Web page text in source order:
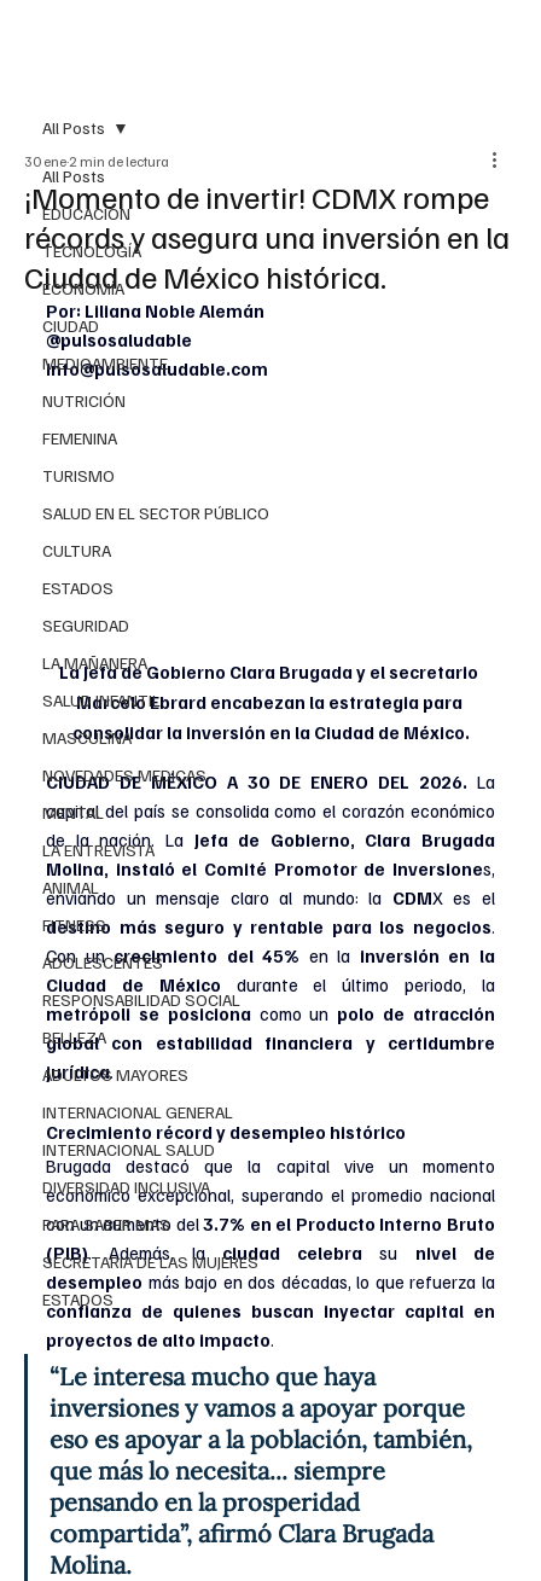
All Posts
EDUCACIÓN
TECNOLOGÍA
ECONOMÍA
CIUDAD
MEDIOAMBIENTE
NUTRICIÓN
FEMENINA
TURISMO
SALUD EN EL SECTOR PÚBLICO
CULTURA
ESTADOS
SEGURIDAD
LA MAÑANERA
SALUD INFANTIL
MASCULINA
NOVEDADES MEDICAS
MENTAL
LA ENTREVISTA
ANIMAL
FITNESS
ADOLESCENTES
RESPONSABILIDAD SOCIAL
BELLEZA
ADULTOS MAYORES
INTERNACIONAL GENERAL
INTERNACIONAL SALUD
DIVERSIDAD INCLUSIVA
PARA SABER MAS
SECRETARIA DE LAS MUJERES
ESTADOS
All Posts
¡Momento de invertir! CDMX rompe
récords y asegura una inversión en la
Ciudad de México histórica.
30 ene 2 min de lectura
Por: Liliana Noble Alemán
@pulsosaludable
info@pulsosaludable.com
La Jefa de Gobierno Clara Brugada y el secretario
Marcelo Ebrard encabezan la estrategia para
consolidar la inversión en la Ciudad de México.
CIUDAD DE MÉXICO A 30 DE ENERO DEL 2026. La
capital del país se consolida como el corazón económico
de la nación. La Jefa de Gobierno, Clara Brugada
Molina, instaló el Comité Promotor de Inversiones,
enviando un mensaje claro al mundo: la CDM
destino más seguro y rentable para los negocios
Con un crecimiento del 45% en la inversión en la
Ciudad de México durante el último periodo, la
metrópoli se posiciona como un polo de atracción
global con estabilidad financiera y certidumbre
jurídica.
Crecimiento récord y desempleo histórico
Brugada destacó que la capital vive un momento
económico excepcional, superando el promedio nacional
con un aumento del 3.7% en el Producto Interno Bruto
(PIB) . Además, la ciudad celebra su nivel de
desempleo
confianza de quienes buscan inyectar capital en
proyectos de alto impacto
“Le interesa mucho que haya
inversiones y vamos a apoyar porque
eso es apoyar a la población, también,
que más lo necesita... siempre
pensando en la prosperidad
compartida”, afirmó Clara Brugada
Molina.